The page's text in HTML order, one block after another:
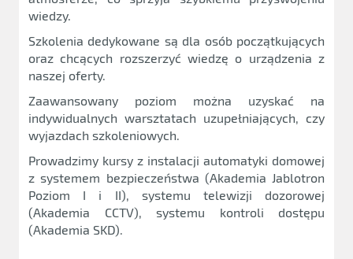
wiedzy.
Szkolenia dedykowane są dla osób początkujących
oraz chcących rozszerzyć wiedzę o urządzenia z
naszej oferty.
Zaawansowany poziom można uzyskać na
indywidualnych warsztatach uzupełniających, czy
wyjazdach szkoleniowych.
Prowadzimy kursy z instalacji automatyki domowej
z systemem bezpieczeństwa (Akademia Jablotron
Poziom I i II), systemu telewizji dozorowej
(Akademia CCTV), systemu kontroli dostępu
(Akademia SKD).